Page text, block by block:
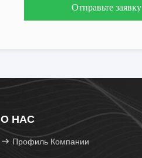
Отправьте заявку
О НАС
Профиль Компании